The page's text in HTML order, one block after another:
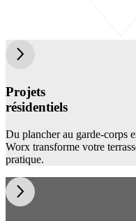
Projets
résidentiels
Du plancher au garde-corps
Worx transforme votre
pratique.